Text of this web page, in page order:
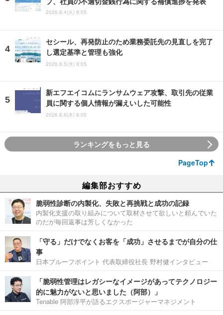
2026.8.4(火) 8:05
セシール、再発防止のため業務委託先の見直しを完了
し選定基準と管理も強化
2026.8.5(水) 8:05
新エフエイコムにランサムウェア攻撃、取引先の従業
員に関する個人情報が漏えいした可能性
2026.8.6(木) 8:05
ランキングをもっと見る
PageTop
編集部おすすめ
脆弱性診断の内製化、失敗と再挑戦と成功の記録
内製化支援の取り組みについて取材させて欲しいと頼んでいた
のだが毎回返事は芳しくなかった
「守る」だけでなくお客を「成功」させるまでが自分の仕
事
日本プルーフポイント 代表取締役社長 野村健インタビュー
「脆弱性管理はレガシーなイメージがあってテクノロジー
的に魅力がないと思いました（阿部）」
Tenable 阿部淳平が語るエクスポージャーマネジメント